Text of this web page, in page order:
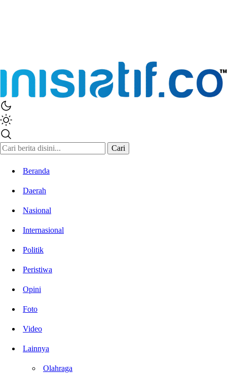
Inisiatif.co
Stay Connected Stay Informed
Cari
Beranda
Daerah
Nasional
Internasional
Politik
Peristiwa
Opini
Foto
Video
Lainnya
Olahraga